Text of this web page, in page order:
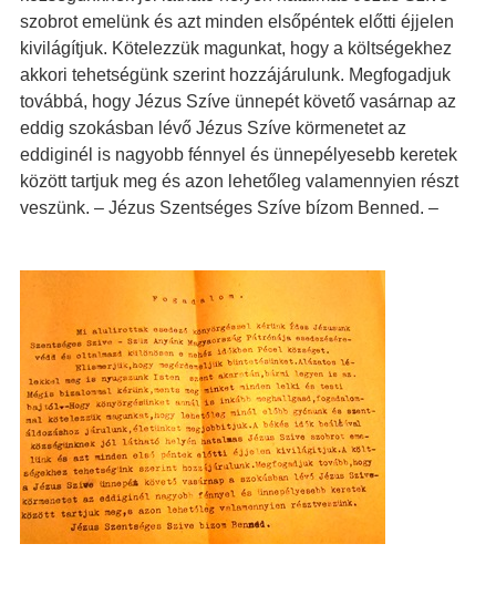
szobrot emelünk és azt minden elsőpéntek előtti éjjelen
kivilágítjuk. Kötelezzük magunkat, hogy a költségekhez
akkori tehetségünk szerint hozzájárulunk. Megfogadjuk
továbbá, hogy Jézus Szíve ünnepét követő vasárnap az
eddig szokásban lévő Jézus Szíve körmenetet az
eddiginél is nagyobb fénnyel és ünnepélyesebb keretek
között tartjuk meg és azon lehetőleg valamennyien részt
veszünk. – Jézus Szentséges Szíve bízom Benned. –